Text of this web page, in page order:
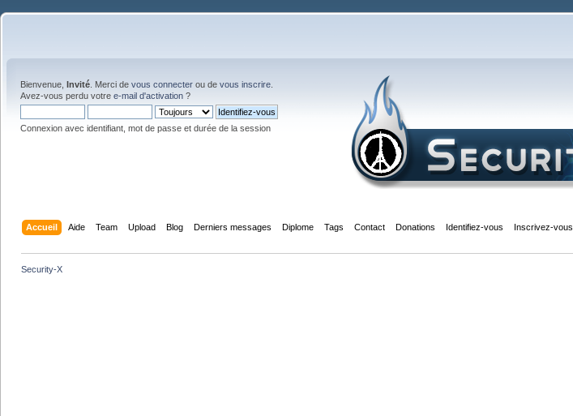
Bienvenue, Invité . Merci de vous connecter ou de vous inscrire
Avez-vous perdu votre e-mail d'activation ?
Connexion avec identifiant, mot de passe et durée de la session
Accueil Aide Team Upload Blog Derniers messages Diplome Tags Contact Donations Identifiez-vous Inscrivez-vous
Security-X